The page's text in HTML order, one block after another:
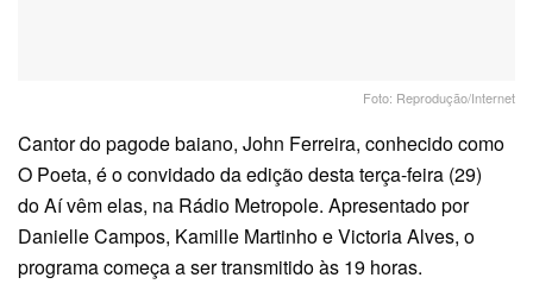
Foto: Reprodução/Internet
Cantor do pagode baiano, John Ferreira, conhecido como
O Poeta, é o convidado da edição desta terça-feira (29)
do Aí vêm elas, na Rádio Metropole. Apresentado por
Danielle Campos, Kamille Martinho e Victoria Alves, o
programa começa a ser transmitido às 19 horas.